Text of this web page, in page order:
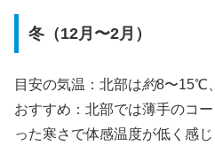
冬（12月〜2月）
目安の気温：北部は約8〜15℃
おすすめ：北部では薄手のコ
った寒さで体感温度が低く感じ